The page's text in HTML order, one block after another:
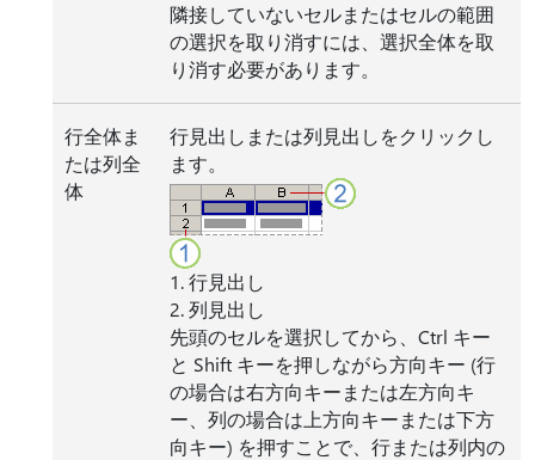
隣接していないセルまたはセルの範囲
の選択を取り消すには、選択全体を取
り消す必要があります。
行全体ま
たは列全
体
行見出しまたは列見出しをクリックし
ます。
1. 行見出し
2. 列見出し
先頭のセルを選択してから、Ctrl キー
と Shift キーを押しながら方向キー (行
の場合は右方向キーまたは左方向キ
ー、列の場合は上方向キーまたは下方
向キー) を押すことで、行または列内の